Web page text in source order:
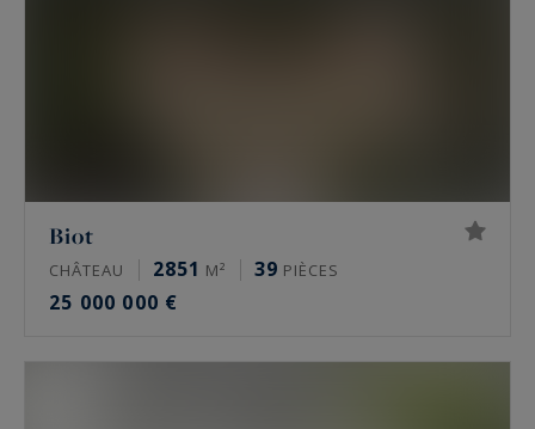
Biot
CHÂTEAU 2851 M² 39 PIÈCES
25 000 000 €